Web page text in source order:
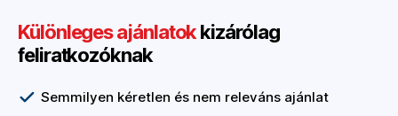
Különleges ajánlatokkizárólag
feliratkozóknak
Semmilyen kéretlen és nem releváns ajánlat